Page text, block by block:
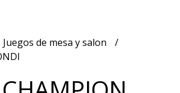
Juegos de mesa y salon